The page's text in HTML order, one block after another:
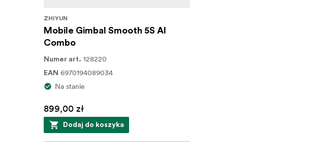
ZHIYUN
Mobile Gimbal Smooth 5S AI
Combo
Numer art. 128220
EAN 6970194089034
Na stanie
899,00 zł
Dodaj do koszyka